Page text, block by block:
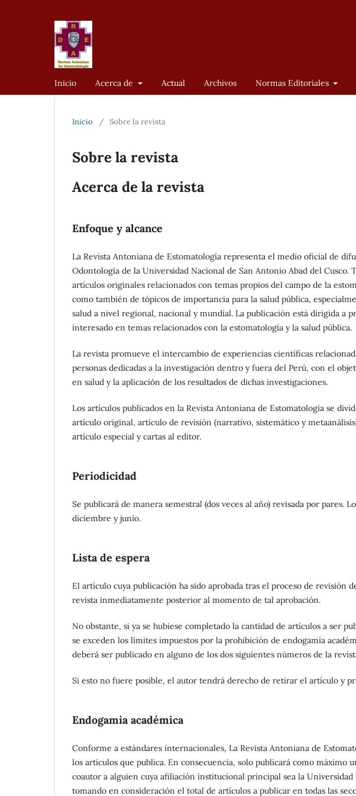
Inicio Acerca de Actual Archivos Normas Editoriales
Inicio / Sobre la revista
Sobre la revista
Acerca de la revista
Enfoque y alcance
La Revista Antoniana de Estomatología representa el medio oficial de
Odontología de la Universidad Nacional de San Antonio Abad del
artículos originales relacionados con temas propios del campo de la
como también de tópicos de importancia para la salud pública,
salud a nivel regional, nacional y mundial. La publicación está dirigida a
interesado en temas relacionados con la estomatología y la salud pública.
La revista promueve el intercambio de experiencias científicas
personas dedicadas a la investigación dentro y fuera del Perú, con el
en salud y la aplicación de los resultados de dichas investigaciones.
Los artículos publicados en la Revista Antoniana de Estomatología se
artículo original, artículo de revisión (narrativo, sistemático y
artículo especial y cartas al editor.
Periodicidad
Se publicará de manera semestral (dos veces al año) revisada por pares.
diciembre y junio.
Lista de espera
El artículo cuya publicación ha sido aprobada tras el proceso de revisión
revista inmediatamente posterior al momento de tal aprobación.
No obstante, si ya se hubiese completado la cantidad de artículos a ser
se exceden los límites impuestos por la prohibición de endogamia
deberá ser publicado en alguno de los dos siguientes números de la
Si esto no fuere posible, el autor tendrá derecho de retirar el artículo y
Endogamia académica
Conforme a estándares internacionales, La Revista Antoniana de
los artículos que publica. En consecuencia, solo publicará como máximo
coautor a alguien cuya afiliación institucional principal sea la Universidad
tomando en consideración el total de artículos a publicar en todas las